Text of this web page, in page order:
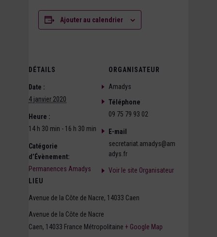
Ajouter au calendrier
DÉTAILS
Date :
4 janvier 2020
Heure :
14 h 30 min - 16 h 30 min
Catégorie
d’Évènement:
Permanences Amadys
LIEU
Avenue de la Côte de Nacre, 14033 Caen
Avenue de la Côte de Nacre
Caen, 14033 France Métropolitaine + Google Map
ORGANISATEUR
Amadys
Téléphone
09 75 79 93 02
E-mail
secretariat.amadys@am
adys.fr
Voir le site Organisateur